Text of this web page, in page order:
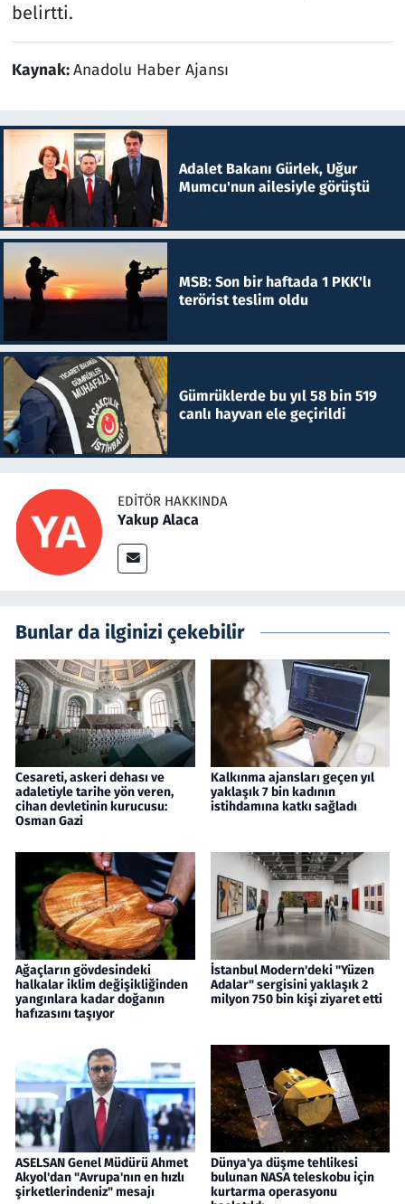
belirtti.
Kaynak:Anadolu Haber Ajansı
Adalet Bakanı Gürlek, Uğur
Mumcu'nun ailesiyle görüştü
MSB: Son bir haftada 1 PKK'lı
terörist teslim oldu
Gümrüklerde bu yıl 58 bin 519
canlı hayvan ele geçirildi
EDITÖR HAKKINDA
Yakup Alaca
Bunlar da ilginizi çekebilir
Cesareti, askeri dehası ve
adaletiyle tarihe yön veren,
cihan devletinin kurucusu:
Osman Gazi
Kalkınma ajansları geçen yıl
yaklaşık 7 bin kadının
istihdamına katkı sağladı
Ağaçların gövdesindeki
halkalar iklim değişikliğinden
yangınlara kadar doğanın
hafızasını taşıyor
İstanbul Modern'deki "Yüzen
Adalar" sergisini yaklaşık 2
milyon 750 bin kişi ziyaret etti
ASELSAN Genel Müdürü Ahmet
Akyol'dan "Avrupa'nın en hızlı
şirketlerindeniz" mesajı
Dünya'ya düşme tehlikesi
bulunan NASA teleskobu için
kurtarma operasyonu